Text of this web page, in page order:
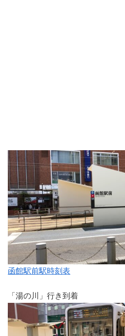
函館駅前駅時刻表
「湯の川」行き到着